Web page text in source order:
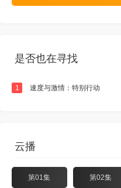
是否也在寻找
1 速度与激情：特别行动
云播
第01集 第02集